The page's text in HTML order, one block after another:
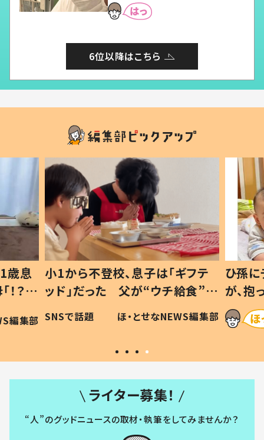
6位以降はこちら
歳息
？」
編集部
小1から不登校、息子は「ギフテ
ッド」だった 父が“ウチ給食”を
作り続ける理由とは #令和の親
#令和の子
SNSで話題 ほ・とせなNEWS編集部
ひ孫
が、
「涙が
い」
ライター募集！
“人”のグッドニュースの取材・執筆をしてみませんか？